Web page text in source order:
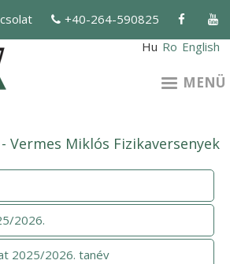
+40-264-590825
Hu Ro English
MENÜ
- Vermes Miklós Fizikaversenyek
2026.
2025/2026. tanév